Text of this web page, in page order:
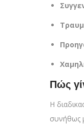
Πώς
Η
συνήθως